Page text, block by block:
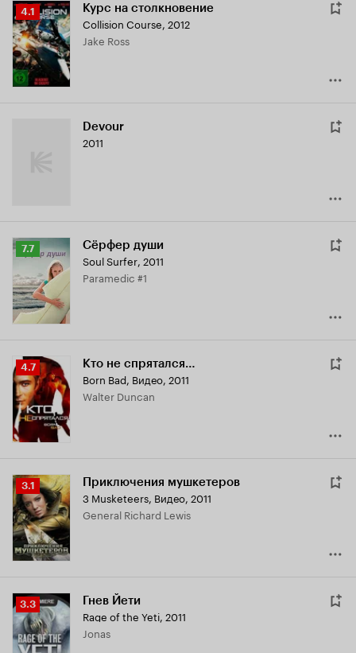
Рейтинг
Кинопоиска
4.1
4.1 Курс на столкновение
Collision Course, 2012
Jake Ross
Devour
2011
Рейтинг
Кинопоиска
7.7
7.7 Сёрфер души
Soul Surfer, 2011
Paramedic #1
Рейтинг
Кинопоиска
4.7
4.7 Кто не спрятался…
Born Bad, Видео, 2011
Walter Duncan
Рейтинг
Кинопоиска
3.1
3.1 Приключения мушкетеров
3 Musketeers, Видео, 2011
General Richard Lewis
Рейтинг
Кинопоиска
3.3
3.3 Гнев Йети
Rage of the Yeti, 2011
Jonas